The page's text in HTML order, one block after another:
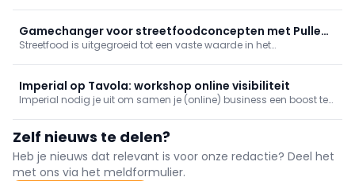
in jouw assortiment! Veelzijdig, lekker, gebruiksvriendelijk en met
de consistente kwaliteit waar de Imperial producten voor
bekendstaan. Ontdek hier hoe Pulled Chicken een vaste waarde
in je toonbank en atelier wordt.
Gamechanger voor streetfoodconcepten met Pulled
Chicken
Streetfood is uitgegroeid tot een vaste waarde in het
en verrassend zijn. Imperial Pulled Chicken speelt perfect in op die
behoefte en vormt een sterke basis voor moderne
streetfoodcreaties.
Imperial op Tavola: workshop online visibiliteit
Imperial nodig je uit om samen je (online) business een boost te
zichtbaarheid van je zaak meteen versterkt !
Zelf nieuws te delen?
Heb je nieuws dat relevant is voor onze redactie? Deel het
met ons via het meldformulier.